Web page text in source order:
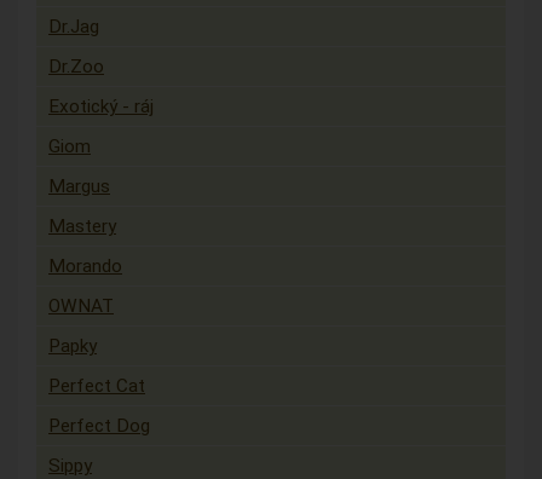
Dr.Jag
Dr.Zoo
Exotický - ráj
Giom
Margus
Mastery
Morando
OWNAT
Papky
Perfect Cat
Perfect Dog
Sippy